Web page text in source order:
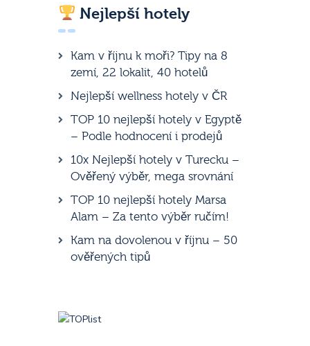
Nejlepší hotely
Kam v říjnu k moři? Tipy na 8
zemí, 22 lokalit, 40 hotelů
Nejlepší wellness hotely v ČR
TOP 10 nejlepší hotely v Egyptě
– Podle hodnocení i prodejů
10x Nejlepší hotely v Turecku –
Ověřený výběr, mega srovnání
TOP 10 nejlepší hotely Marsa
Alam – Za tento výběr ručím!
Kam na dovolenou v říjnu – 50
ověřených tipů